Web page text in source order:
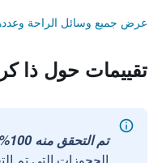
عرض جميع وسائل الراحة وعددها
تقييمات حول ذا
تم التحقق منه 100%